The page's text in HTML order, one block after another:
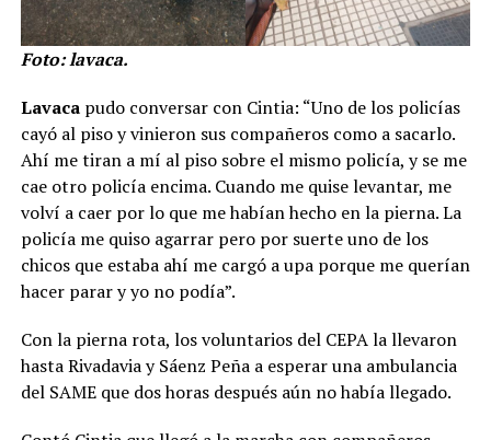
Foto: lavaca.
Lavacapudo conversar con Cintia: “Uno de los policías
cayó al piso y vinieron sus compañeros como a sacarlo.
Ahí me tiran a mí al piso sobre el mismo policía, y se me
cae otro policía encima. Cuando me quise levantar, me
volví a caer por lo que me habían hecho en la pierna. La
policía me quiso agarrar pero por suerte uno de los
chicos que estaba ahí me cargó a upa porque me querían
hacer parar y yo no podía”.
Con la pierna rota, los voluntarios del CEPA la llevaron
hasta Rivadavia y Sáenz Peña a esperar una ambulancia
del SAME que dos horas después aún no había llegado.